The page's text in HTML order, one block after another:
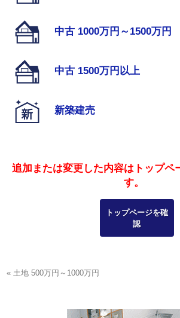
中古 1000万円～1500万円
中古 1500万円以上
新築建売
追加または変更した内容はトップペ
す。
トップページを確
認
« 土地 500万円～1000万円